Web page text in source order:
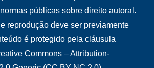
públicas sobre direito autoral.
reprodução deve ser previamente
é protegido pela cláusula
Commons – Attribution-